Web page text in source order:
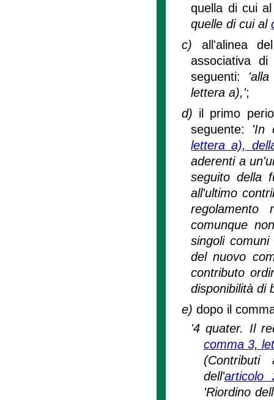
quella di cui
quelle di cui al
c) all'alinea
associativa
seguenti:
lettera a),';
d) il primo
seguente: 'In
lettera a),
aderenti a
seguito della
all'ultimo
comunque
singoli
del nuovo
contributo
disponibilità di
e) dopo il
'4 quater. Il
comma 3,
dell'articolo
'Riordino